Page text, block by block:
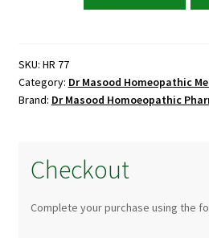
(RENOCAL)
quantity
SKU: HR 77
Category: Dr Masood Homeopathic
Brand: Dr Masood Homoeopathic
Checkout
Complete your purchase using the